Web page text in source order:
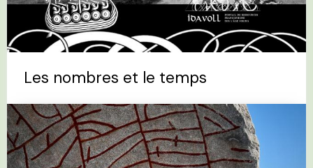
Les nombres et le temps